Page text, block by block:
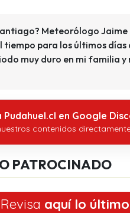
Meteorólogo Jaime
tiempo para los últimos días
muy duro en mi familia
Pudahuel.cl en Google
contenidos
PATROCINADO
Revisa aquí lo último